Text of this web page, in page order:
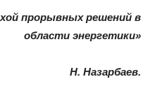
прорывных решений в
области энергетики»
Н. Назарбаев.